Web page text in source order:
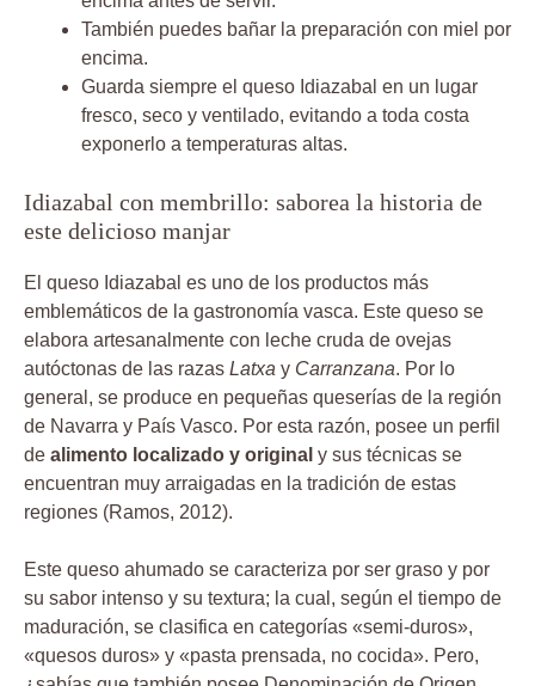
También puedes bañar la preparación con miel por
encima.
Guarda siempre el queso Idiazabal en un lugar
fresco, seco y ventilado, evitando a toda costa
exponerlo a temperaturas altas.
Idiazabal con membrillo: saborea la historia de
este delicioso manjar
El queso Idiazabal es uno de los productos más
emblemáticos de la gastronomía vasca. Este queso se
elabora artesanalmente con leche cruda de ovejas
autóctonas de las razas Latxa y Carranzana. Por lo
general, se produce en pequeñas queserías de la región
de Navarra y País Vasco. Por esta razón, posee un perfil
de alimento localizado y original y sus técnicas se
encuentran muy arraigadas en la tradición de estas
regiones (Ramos, 2012).
Este queso ahumado se caracteriza por ser graso y por
su sabor intenso y su textura; la cual, según el tiempo de
maduración, se clasifica en categorías «semi-duros»,
«quesos duros» y «pasta prensada, no cocida». Pero,